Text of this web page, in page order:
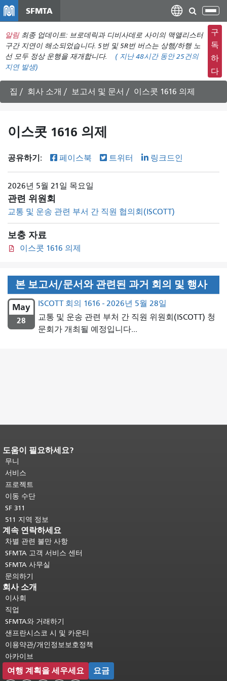
컨
텐
츠
건
너
뛰
SFMTA
탐
색
메
뉴
전
환
알림 최종 업데이트: 브로데릭과 디비사데로 사이의 맥앨리스터
구간 지연이 해소되었습니다. 5번 및 5R번 버스는 상행/하행 노
선 모두 정상 운행을 재개합니다.
( 지난 48시간 동안25건의
지연 발생)
구
독
하
다
집 회사 소개 보고서 및 문서 이스콧 1616 의제
이스콧 1616 의제
공유하기: 페이스북 트위터 링크드인
2026년 5월 21일 목요일
관련 위원회
교통 및 운송 관련 부서 간 직원 협의회(ISCOTT)
보충 자료
이스콧 1616 의제
본 보고서/문서와 관련된 과거 회의 및 행사
May
28
ISCOTT 회의 1616 - 2026년 5월 28일
교통 및 운송 관련 부처 간 직원 위원회(ISCOTT) 청
문회가 개최될 예정입니다...
페이지 내용 끝입니다.이 페이지의 나
머지 내용은 모든 페이지에 반복됩니
다.메인 콘텐츠 상단으로 돌아가려면
여기를 클릭하십시오
도움이 필요하세요?
무니
서비스
프로젝트
이동 수단
SF 311
511 지역 정보
계속 연락하세요
차별 관련 불만 사항
SFMTA 고객 서비스 센터
SFMTA 사무실
문의하기
회사 소개
이사회
직업
SFMTA와 거래하기
샌프란시스코 시 및 카운티
이용약관/개인정보보호정책
아카이브
여행 계획을 세우세요 요금